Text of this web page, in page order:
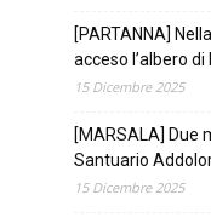
[PARTANNA]
acceso l’albero
15 Dicembre 2025
[MARSALA] Due
Santuario
15 Dicembre 2025